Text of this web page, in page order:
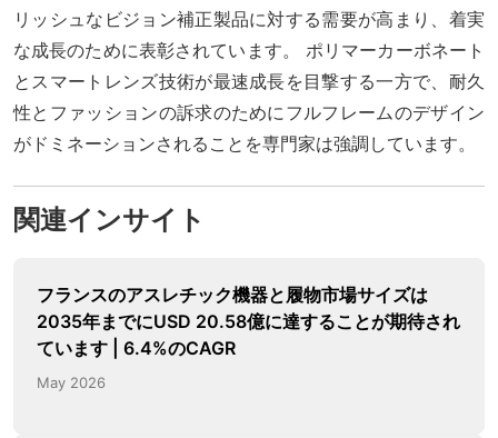
リッシュなビジョン補正製品に対する需要が高まり、着実
な成長のために表彰されています。 ポリマーカーボネート
とスマートレンズ技術が最速成長を目撃する一方で、耐久
性とファッションの訴求のためにフルフレームのデザイン
がドミネーションされることを専門家は強調しています。
関連インサイト
フランスのアスレチック機器と履物市場サイズは
2035年までにUSD 20.58億に達することが期待され
ています | 6.4%のCAGR
May 2026